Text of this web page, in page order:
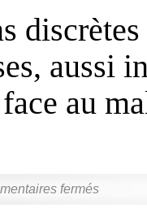
aussi
au
fermés